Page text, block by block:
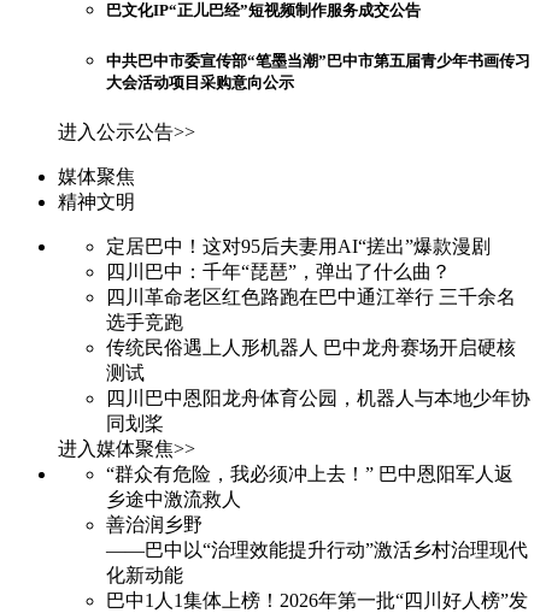
巴文化IP“正儿巴经”短视频制作服务成交公告
中共巴中市委宣传部“笔墨当潮”巴中市第五届青少年书画传习
大会活动项目采购意向公示
进入公示公告>>
媒体聚焦
精神文明
定居巴中！这对95后夫妻用AI“搓出”爆款漫剧
四川巴中：千年“琵琶”，弹出了什么曲？
四川革命老区红色路跑在巴中通江举行 三千余名
选手竞跑
传统民俗遇上人形机器人 巴中龙舟赛场开启硬核
测试
四川巴中恩阳龙舟体育公园，机器人与本地少年协
同划桨
进入媒体聚焦>>
“群众有危险，我必须冲上去！” 巴中恩阳军人返
乡途中激流救人
善治润乡野
——巴中以“治理效能提升行动”激活乡村治理现代
化新动能
巴中1人1集体上榜！2026年第一批“四川好人榜”发